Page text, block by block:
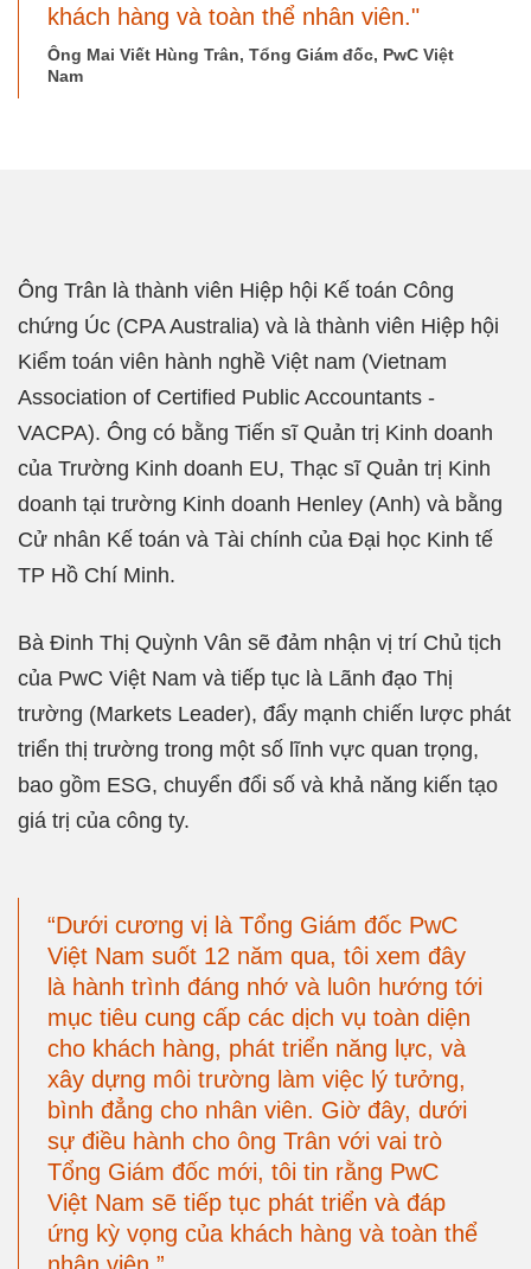
khách hàng và toàn thể nhân viên."
Ông Mai Viết Hùng Trân, Tổng Giám đốc, PwC Việt
Nam
Ông Trân là thành viên Hiệp hội Kế toán Công
chứng Úc (CPA Australia) và là thành viên Hiệp hội
Kiểm toán viên hành nghề Việt nam (Vietnam
Association of Certified Public Accountants -
VACPA). Ông có bằng Tiến sĩ Quản trị Kinh doanh
của Trường Kinh doanh EU, Thạc sĩ Quản trị Kinh
doanh tại trường Kinh doanh Henley (Anh) và bằng
Cử nhân Kế toán và Tài chính của Đại học Kinh tế
TP Hồ Chí Minh.
Bà Đinh Thị Quỳnh Vân sẽ đảm nhận vị trí Chủ tịch
của PwC Việt Nam và tiếp tục là Lãnh đạo Thị
trường (Markets Leader), đẩy mạnh chiến lược phát
triển thị trường trong một số lĩnh vực quan trọng,
bao gồm ESG, chuyển đổi số và khả năng kiến tạo
giá trị của công ty.
“Dưới cương vị là Tổng Giám đốc PwC
Việt Nam suốt 12 năm qua, tôi xem đây
là hành trình đáng nhớ và luôn hướng tới
mục tiêu cung cấp các dịch vụ toàn diện
cho khách hàng, phát triển năng lực, và
xây dựng môi trường làm việc lý tưởng,
bình đẳng cho nhân viên. Giờ đây, dưới
sự điều hành cho ông Trân với vai trò
Tổng Giám đốc mới, tôi tin rằng PwC
Việt Nam sẽ tiếp tục phát triển và đáp
ứng kỳ vọng của khách hàng và toàn thể